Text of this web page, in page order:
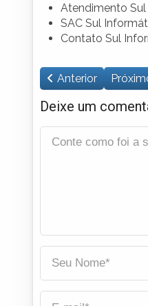
Atendimento
SAC Sul
Contato Sul
Anterior
Deixe um